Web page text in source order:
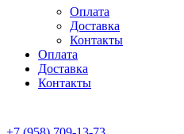
Оплата
Доставка
Контакты
Оплата
Доставка
Контакты